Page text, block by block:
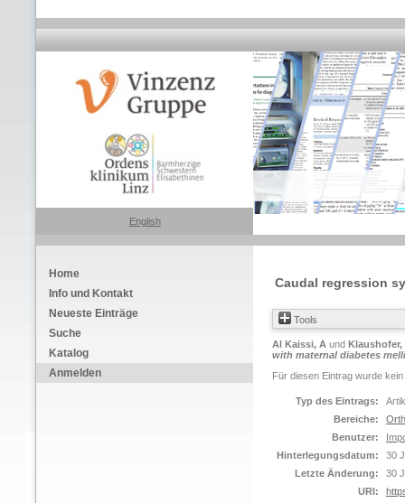
English
Home
Info und Kontakt
Neueste Einträge
Suche
Katalog
Anmelden
Caudal regression
Tools
Al Kaissi, A und Klaushofer,
with maternal diabetes
Für diesen Eintrag wurde
Typ des Eintrags:
Bereiche:
Benutzer:
Hinterlegungsdatum:
30
Letzte Änderung:
30
URI: